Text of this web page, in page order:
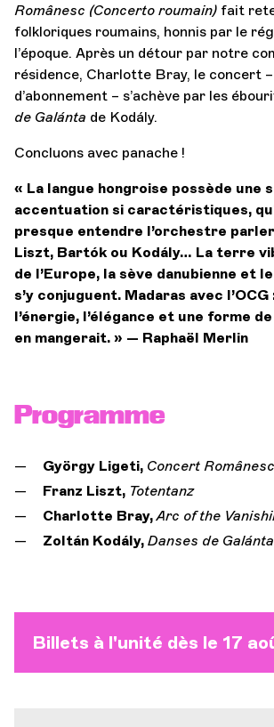
Românesc (Concerto roumain) fait
folkloriques roumains, honnis par le
l’époque. Après un détour par notre
résidence, Charlotte Bray, le concert
d’abonnement – s’achève par les
de Galánta de Kodály.
Concluons avec panache !
« La langue hongroise possède une
accentuation si caractéristiques,
presque entendre l’orchestre parler
Liszt, Bartók ou Kodály… La terre
de l’Europe, la sève danubienne et
s’y conjuguent. Madaras avec
l’énergie, l’élégance et une forme
en mangerait. » — Raphaël Merlin
Programme
György Ligeti, Concert Românesc
Franz Liszt, Totentanz
Charlotte Bray,Arc of the
Zoltán Kodály, Danses de Galánta
Billets à l'unité dès le 17